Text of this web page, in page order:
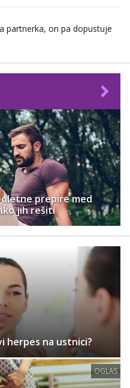
partnerka, on pa dopustuje
prepire med
jih rešiti
herpes na ustnici?
OGLAS